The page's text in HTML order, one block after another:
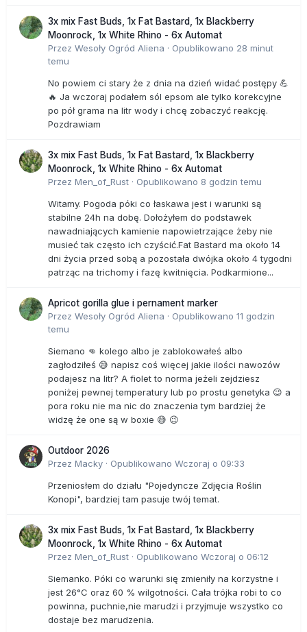
3x mix Fast Buds, 1x Fat Bastard, 1x Blackberry
Moonrock, 1x White Rhino - 6x Automat
Przez Wesoły Ogród Aliena · Opublikowano 28 minut
temu
No powiem ci stary że z dnia na dzień widać postępy 💪
🔥 Ja wczoraj podałem sól epsom ale tylko korekcyjne
po pół grama na litr wody i chcę zobaczyć reakcję.
Pozdrawiam
3x mix Fast Buds, 1x Fat Bastard, 1x Blackberry
Moonrock, 1x White Rhino - 6x Automat
Przez Men_of_Rust · Opublikowano 8 godzin temu
Witamy. Pogoda póki co łaskawa jest i warunki są
stabilne 24h na dobę. Dołożyłem do podstawek
nawadniających kamienie napowietrzające żeby nie
musieć tak często ich czyścić.Fat Bastard ma około 14
dni życia przed sobą a pozostała dwójka około 4 tygodni
patrząc na trichomy i fazę kwitnięcia. Podkarmione...
Apricot gorilla glue i pernament marker
Przez Wesoły Ogród Aliena · Opublikowano 11 godzin
temu
Siemano 👊 kolego albo je zablokowałeś albo
zagłodziłeś 😅 napisz coś więcej jakie ilości nawozów
podajesz na litr? A fiolet to norma jeżeli zejdziesz
poniżej pewnej temperatury lub po prostu genetyka 😉 a
pora roku nie ma nic do znaczenia tym bardziej że
widzę że one są w boxie 😅 😉
Outdoor 2026
Przez Macky · Opublikowano Wczoraj o 09:33
Przeniosłem do działu "Pojedyncze Zdjęcia Roślin
Konopi", bardziej tam pasuje twój temat.
3x mix Fast Buds, 1x Fat Bastard, 1x Blackberry
Moonrock, 1x White Rhino - 6x Automat
Przez Men_of_Rust · Opublikowano Wczoraj o 06:12
Siemanko. Póki co warunki się zmieniły na korzystne i
jest 26°C oraz 60 % wilgotności. Cała trójka robi to co
powinna, puchnie,nie marudzi i przyjmuje wszystko co
dostaje bez marudzenia.